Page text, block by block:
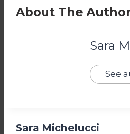
About The Author
Sara
See
Sara Michelucci